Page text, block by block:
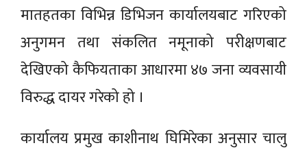
मातहतका विभिन्न डिभिजन कार्यालयबाट गरिएको
अनुगमन तथा संकलित नमूनाको परीक्षणबाट
देखिएको कैफियताका आधारमा ४७ जना व्यवसायी
विरुद्ध दायर गरेको हो ।
कार्यालय प्रमुख काशीनाथ घिमिरेका अनुसार चालु